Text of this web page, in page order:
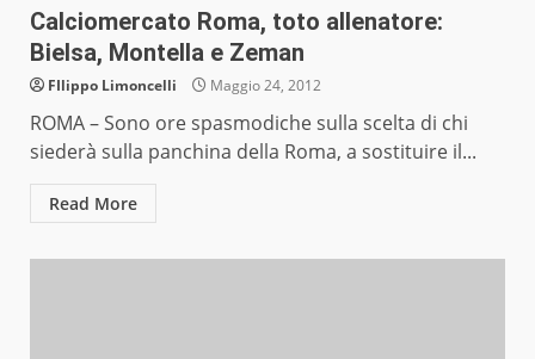
Calciomercato Roma, toto allenatore:
Bielsa, Montella e Zeman
FIlippo Limoncelli Maggio 24, 2012
ROMA – Sono ore spasmodiche sulla scelta di chi
siederà sulla panchina della Roma, a sostituire il...
Read More